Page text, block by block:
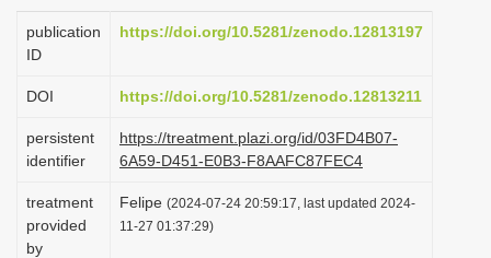
a
i
n
publication
ID
https://doi.org/10.5281/zenodo.12813197
DOI https://doi.org/10.5281/zenodo.12813211
persistent
identifier
https://treatment.plazi.org/id/03FD4B07-
6A59-D451-E0B3-F8AAFC87FEC4
treatment
provided
by
Felipe (2024-07-24 20:59:17, last updated 2024-
11-27 01:37:29)